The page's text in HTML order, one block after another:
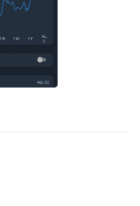
alle Probleme zu
des
auf der Plattform